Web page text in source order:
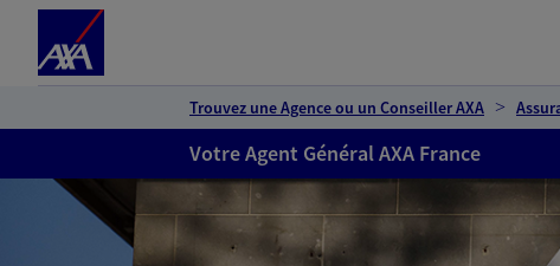
Trouvez une Agence ou un Conseiller AXA
Votre Agent Général AXA France